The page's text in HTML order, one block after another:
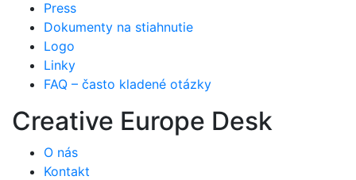
Press
Dokumenty na stiahnutie
Logo
Linky
FAQ – často kladené otázky
Creative Europe Desk
O nás
Kontakt